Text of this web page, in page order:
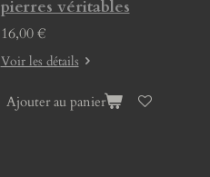
pierres véritables
16,00 €
Voir les détails
Ajouter au panier